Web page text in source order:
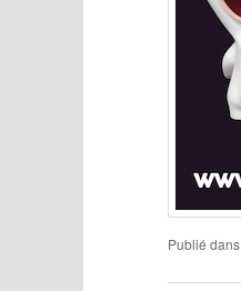
Publié dans